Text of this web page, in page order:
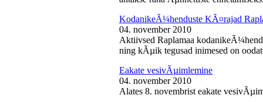
KodanikeÃ¼henduste KÃ¤rajad
04. november 2010
Aktiivsed Raplamaa
ning kÃµik tegusad inimesed on
Eakate vesivÃµimlemine
04. november 2010
Alates 8. novembrist eakate